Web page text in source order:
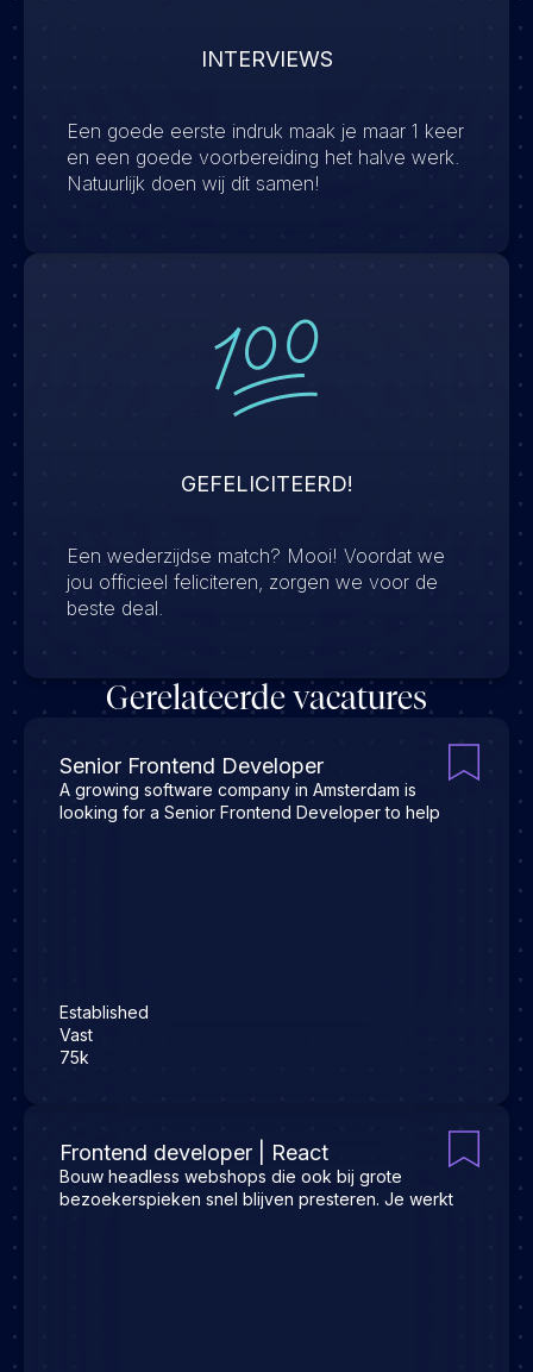
INTERVIEWS
Een goede eerste indruk maak je maar 1 keer
en een goede voorbereiding het halve werk.
Natuurlijk doen wij dit samen!
GEFELICITEERD!
Een wederzijdse match? Mooi! Voordat we
jou officieel feliciteren, zorgen we voor de
beste deal.
Gerelateerde vacatures
Senior Frontend Developer
A growing software company in Amsterdam is
looking for a Senior Frontend Developer to help
Established
Vast
75k
Frontend developer | React
Bouw headless webshops die ook bij grote
bezoekerspieken snel blijven presteren. Je werkt